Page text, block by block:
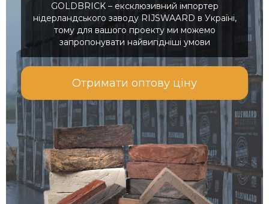
GOLDBRICK – ексклюзивний імпортер
нідерландського заводу RIJSWAARD в Україні,
тому для вашого проекту ми можемо
запропонувати найвигідніші умови
Отримати оптову ціну